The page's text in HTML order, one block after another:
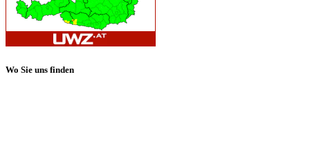
Wo Sie uns finden